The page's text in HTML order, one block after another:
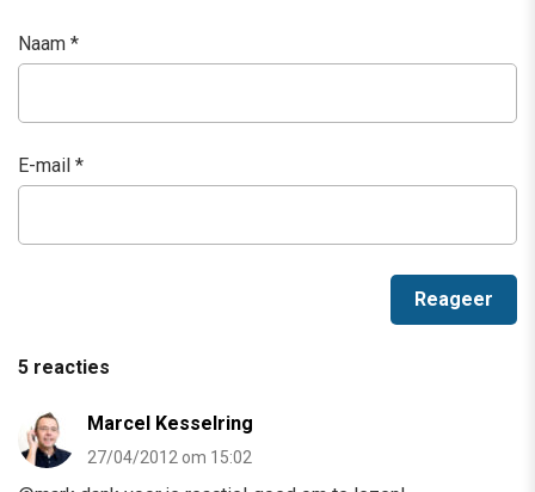
Naam *
E-mail *
5 reacties
Marcel Kesselring
27/04/2012 om 15:02